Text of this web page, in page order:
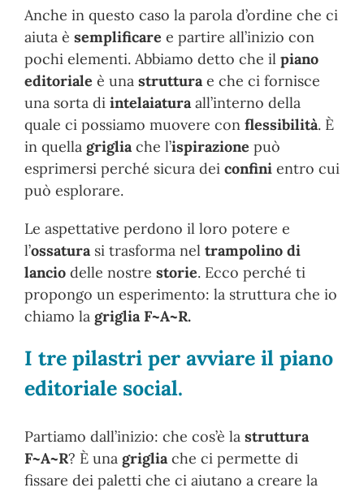
Anche in questo caso la parola d’ordine che ci
aiuta è semplificare e partire all’inizio con
pochi elementi. Abbiamo detto che il piano
editoriale è una strutturae che ci fornisce
una sorta di intelaiaturaall’interno della
quale ci possiamo muovere con flessibilità. È
in quella grigliache l’ispirazione può
esprimersi perché sicura dei confini entro cui
può esplorare.
Le aspettative perdono il loro potere e
l’ossaturasi trasforma nel trampolino di
lancio delle nostre storie. Ecco perché ti
propongo un esperimento: la struttura che io
chiamo la griglia F~A~R.
I tre pilastri per avviare il piano
editoriale social.
Partiamo dall’inizio: che cos’è la struttura
F~A~R? È una grigliache ci permette di
fissare dei paletti che ci aiutano a creare la